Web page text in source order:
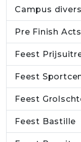
Campus divers
Pre Finish Acts
Feest
Feest
Feest
Feest Bastille